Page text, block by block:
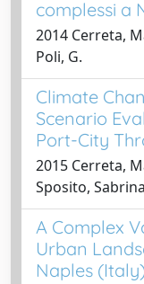
complessi a
2014 Cerreta,
Poli, G.
Climate
Scenario
Port-City
2015 Cerreta,
Sposito,
A Complex
Urban
Naples